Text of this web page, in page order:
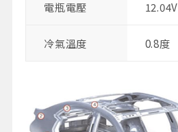
電瓶電壓 12.04V
冷氣溫度 0.8度